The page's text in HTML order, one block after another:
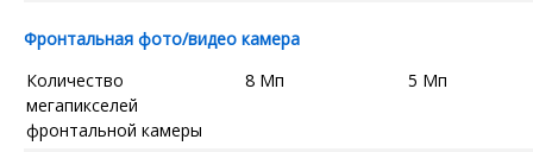
Фронтальная фото/видео камера
Количество
мегапикселей
фронтальной камеры
8 Мп 5 Мп